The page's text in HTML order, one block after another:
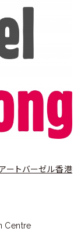
ートバーゼル香港
Centre